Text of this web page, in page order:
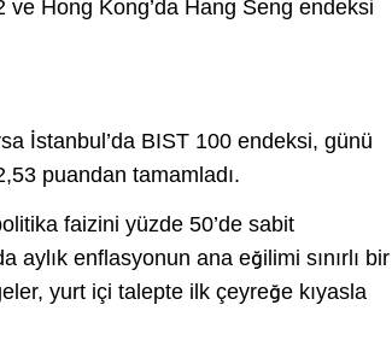
Hong Kong’da Hang Seng endeksi
İstanbul’da BIST 100 endeksi, günü
puandan tamamladı.
faizini yüzde 50’de sabit
aylık enflasyonun ana eğilimi sınırlı bir
yurt içi talepte ilk çeyreğe kıyasla